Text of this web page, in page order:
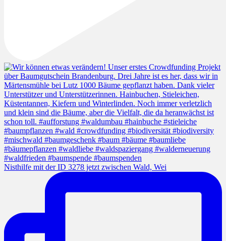
Nisthilfe mit der ID 3278 jetzt zwischen Wald, Wei